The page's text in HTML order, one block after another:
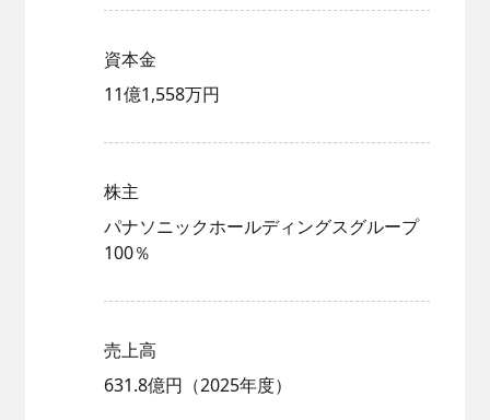
資本金
11億1,558万円
株主
パナソニックホールディングスグループ
100％
売上高
631.8億円（2025年度）
採用Q＆A